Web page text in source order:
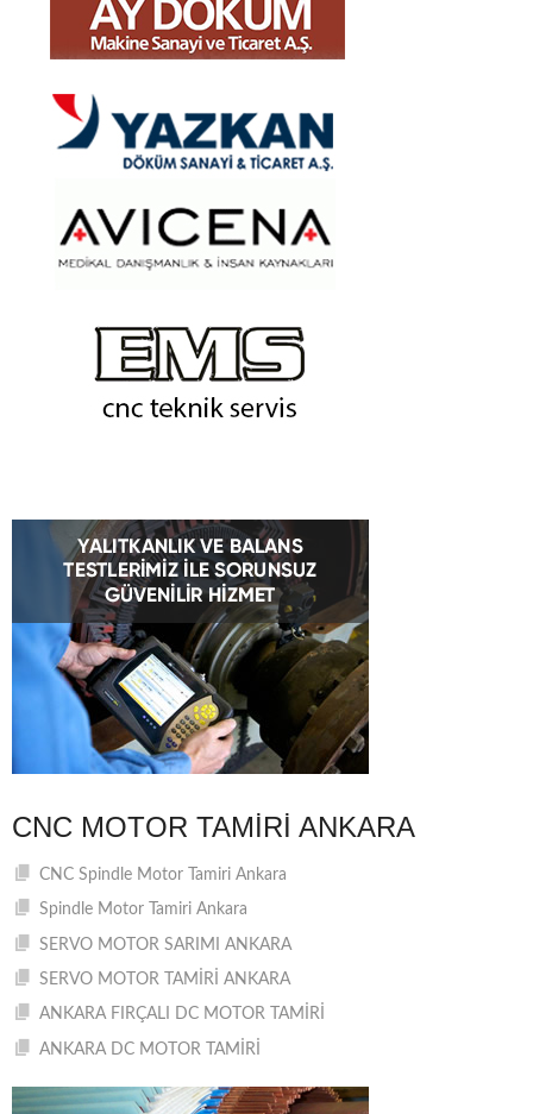
CNC MOTOR TAMIRI ANKARA
CNC Spindle Motor Tamiri Ankara
Spindle Motor Tamiri Ankara
SERVO MOTOR SARIMI ANKARA
SERVO MOTOR TAMİRİ ANKARA
ANKARA FIRÇALI DC MOTOR TAMİRİ
ANKARA DC MOTOR TAMİRİ